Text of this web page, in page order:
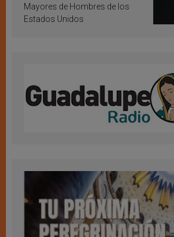
Mayores de Hombres de los
Estados Unidos